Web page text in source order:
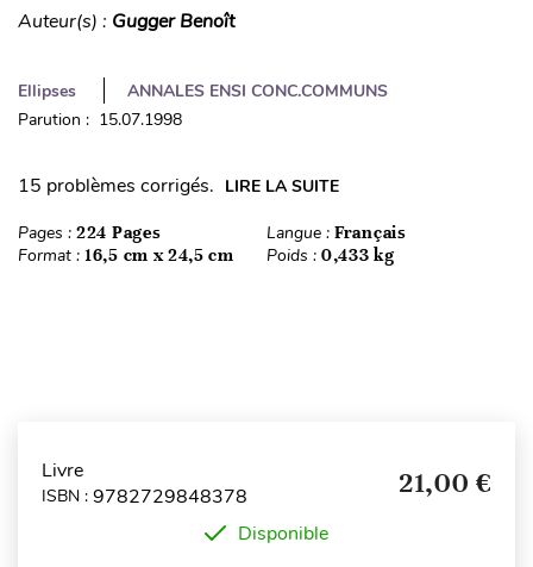
Auteur(s) : Gugger Benoît
Ellipses
ANNALES ENSI CONC.COMMUNS
Parution : 15.07.1998
15 problèmes corrigés. LIRE LA SUITE
Pages : 224 Pages Langue : Français
Format : 16,5 cm x 24,5 cm Poids : 0,433 kg
Livre
ISBN : 9782729848378 21,00 €
Disponible